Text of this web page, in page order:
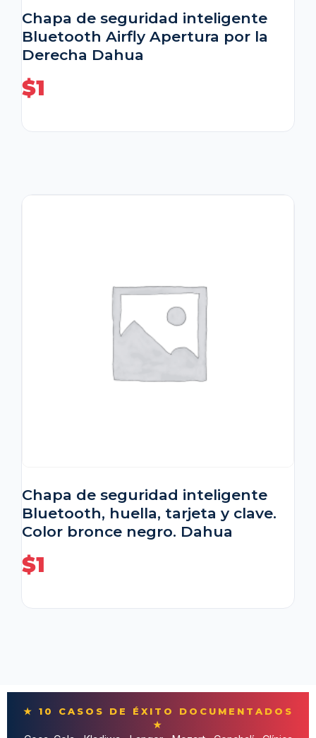
Chapa de seguridad inteligente
Bluetooth Airfly Apertura por la
Derecha Dahua
$1
Chapa de seguridad inteligente
Bluetooth, huella, tarjeta y clave.
Color bronce negro. Dahua
$1
★ 10 CASOS DE ÉXITO DOCUMENTADOS
★